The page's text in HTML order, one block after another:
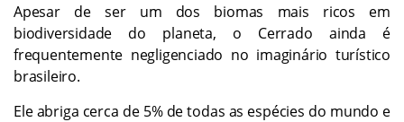
Apesar de ser um dos biomas mais ricos em
biodiversidade do planeta, o Cerrado ainda é
frequentemente negligenciado no imaginário turístico
brasileiro.
Ele abriga cerca de 5% de todas as espécies do mundo e